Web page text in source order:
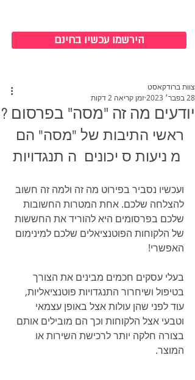
הירשמו עכשיו בחינם
יודעים מה זה "מסה" בפרסום ?
צוות ברודקאסט
28 בפבר׳ 2023
זמן קריאה 2 דקות
ראשי התיבות של "מסה" הם
מ ניעות ס יכונים  ה תנגדויות
ועכשיו נסביר בפירוט מה זה ולמה זה חשוב
להצלחה שלכם. אחת המטרות החשובות
שלכם בפרסומים היא להוריד את החששות
של הלקוחות הפוטנציאלים שלכם למינימום
האפשרי!
בעלי עסקים חכמים מבינים את הצורך
בטיפול ושיחרור התנגדויות פוטנציאליות,
עוד לפני שהן עולות אצל באופן עצמאי
וטבעי אצל הלקוחות וכך הם מובילים אותם
בצורה חלקה יותר לרכישת השירות או
המוצר.